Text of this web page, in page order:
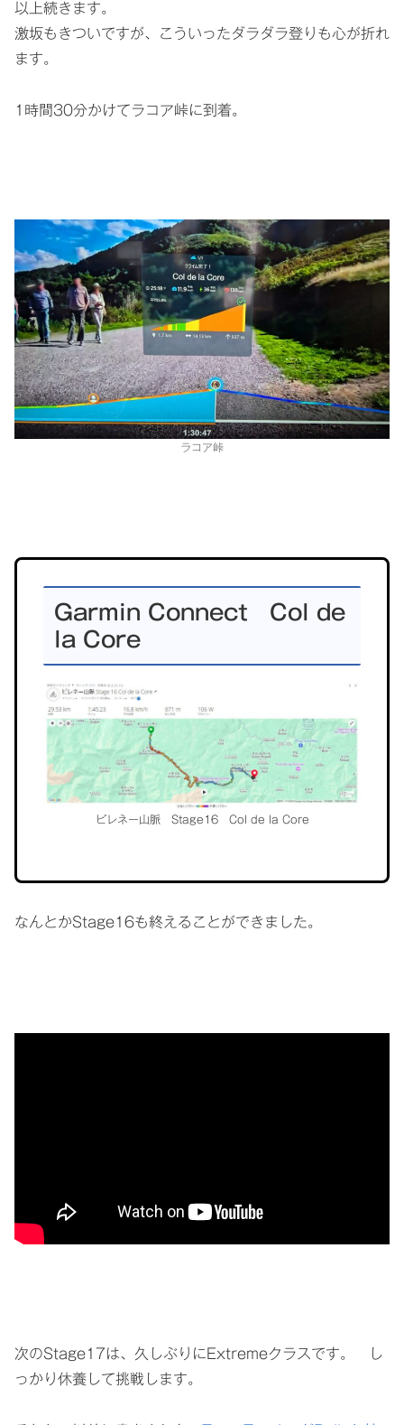
以上続きます。
激坂もきついですが、こういったダラダラ登りも心が折れ
ます。
1時間30分かけてラコア峠に到着。
ラコア峠
Garmin Connect Col de
la Core
ピレネー山脈 Stage16 Col de la Core
なんとかStage16も終えることができました。
次のStage17は、久しぶりにExtremeクラスです。 し
っかり休養して挑戦します。